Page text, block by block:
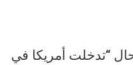
“تدخلت أمريكا في